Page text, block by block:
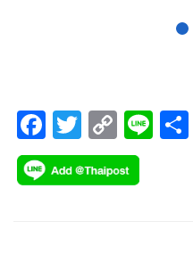
F
ac
e
T
wi
tt
C
o
p
Li